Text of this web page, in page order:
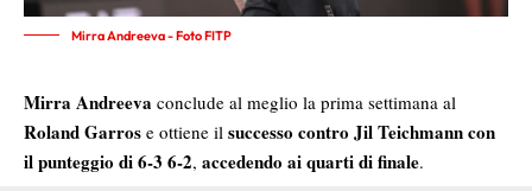
Mirra Andreeva - Foto FITP
Mirra Andreeva conclude al meglio la prima settimana al
Roland Garros e ottiene il successo contro Jil Teichmanncon
il punteggio di6-3 6-2, accedendo aiquarti di finale.